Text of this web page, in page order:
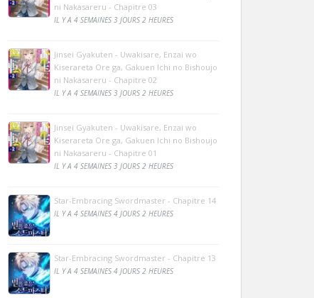
ni Nakasareru - Chapitre 03
IL Y A 4 SEMAINES 3 JOURS 2 HEURES
Jinsei Gyakuten - Uwakisare, Enzai wo
Kiserareta Ore ga, Gakuen Ichi no Bishoujo
ni Nakasareru - Chapitre 02
IL Y A 4 SEMAINES 3 JOURS 2 HEURES
Jinsei Gyakuten - Uwakisare, Enzai wo
Kiserareta Ore ga, Gakuen Ichi no Bishoujo
ni Nakasareru - Chapitre 01
IL Y A 4 SEMAINES 3 JOURS 2 HEURES
Star-Embracing Swordmaster - Chapitre 14
IL Y A 4 SEMAINES 4 JOURS 2 HEURES
Star-Embracing Swordmaster - Chapitre 13
IL Y A 4 SEMAINES 4 JOURS 2 HEURES